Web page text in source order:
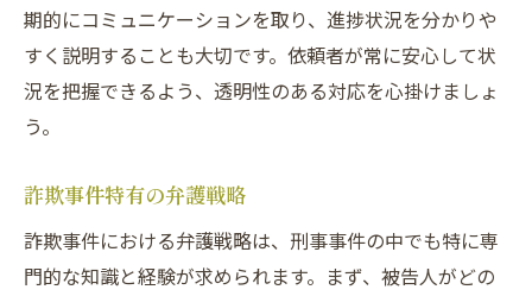
期的にコミュニケーションを取り、進捗状況を分かりや
すく説明することも大切です。依頼者が常に安心して状
況を把握できるよう、透明性のある対応を心掛けましょ
う。
詐欺事件特有の弁護戦略
詐欺事件における弁護戦略は、刑事事件の中でも特に専
門的な知識と経験が求められます。まず、被告人がどの